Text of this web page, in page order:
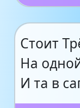
Стоит
На
И та в